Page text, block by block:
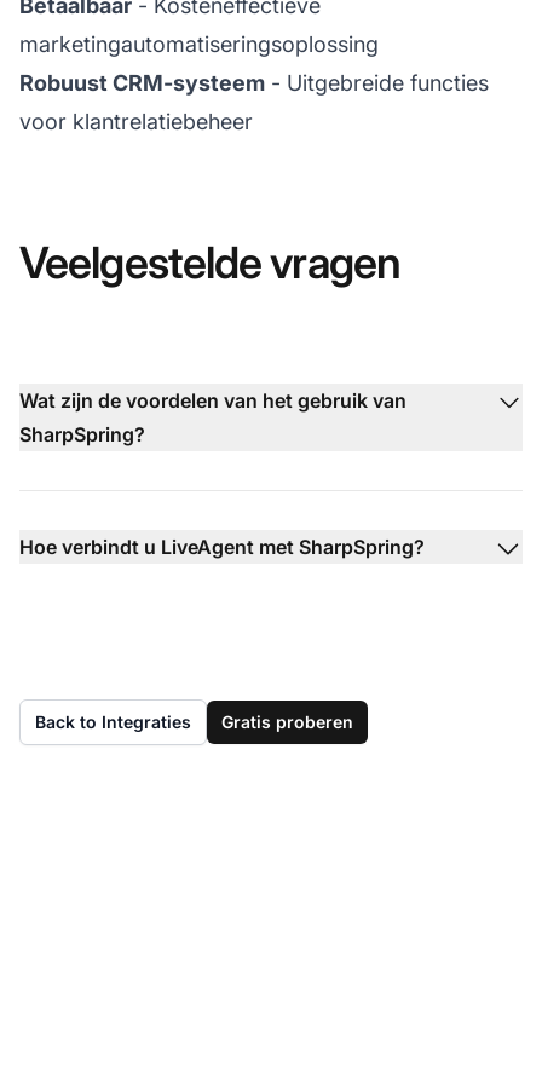
Betaalbaar - Kosteneffectieve
marketingautomatiseringsoplossing
Robuust CRM-systeem - Uitgebreide functies
voor klantrelatiebeheer
Veelgestelde vragen
Wat zijn de voordelen van het gebruik van
SharpSpring?
Hoe verbindt u LiveAgent met SharpSpring?
Back to Integraties Gratis proberen